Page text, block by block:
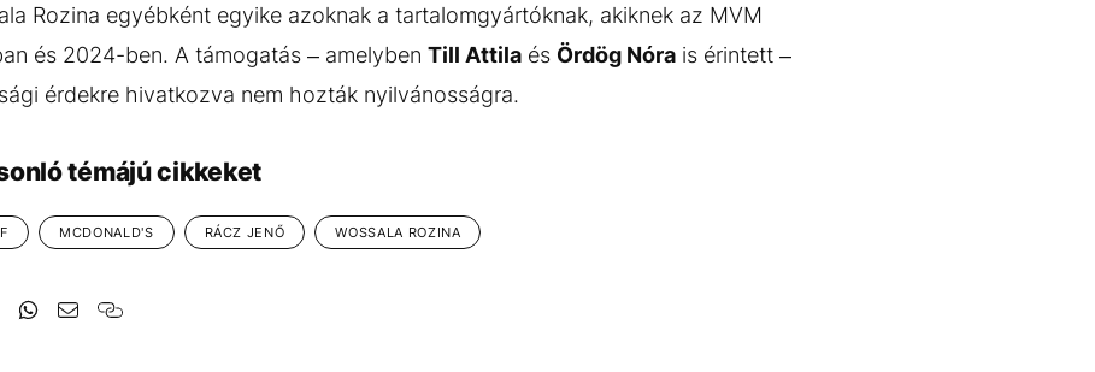
Rozina egyébként egyike azoknak a tartalomgyártóknak, akiknek az MVM
és 2024-ben. A támogatás – amelyben Till Attila és Ördög Nóra is érintett –
érdekre hivatkozva nem hozták nyilvánosságra.
témájú cikkeket
MCDONALD'S RÁCZ JENŐ WOSSALA ROZINA